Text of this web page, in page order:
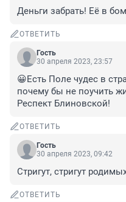
Деньги забрать! Её в
ОТВЕТИТЬ
Гость
30 апреля 2023, 23:57
😀Есть Поле чудес в
почему бы не поучить
Респект Блиновской!
ОТВЕТИТЬ
Гость
30 апреля 2023, 09:42
Стригут, стригут
ОТВЕТИТЬ